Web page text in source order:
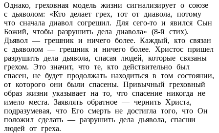
Однако, греховная модель жизни сигнализирует о союзе
с дьяволом: «Кто делает грех, тот от диавола, потому
что сначала диавол согрешил. Для сего-то и явился Сын
Божий, чтобы разрушить дела диавола» (8-й стих).
Дьявол — грешник и ничего более. Каждый, кто связан
с дьяволом — грешник и ничего более. Христос пришел
разрушить дела дьявола, спасая людей, которые связаны
грехом. Это значит, что те, кто действительно был
спасен, не будет продолжать находиться в том состоянии,
от которого они были спасены. Привычный греховный
образ жизни указывает на то, что спасение никогда не
имело места. Заявлять обратное — чернить Христа,
подразумевая, что Его смерть не достигла того, что Он
положил сделать — разрушить дела дьявола, спасши
людей от греха.